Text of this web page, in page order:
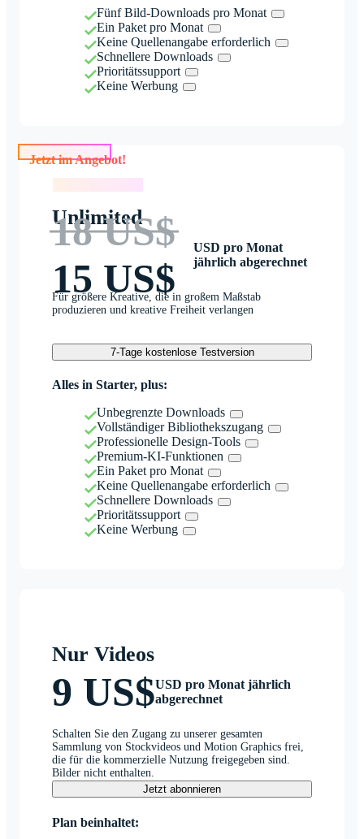
Fünf Bild-Downloads pro Monat
Ein Paket pro Monat
Keine Quellenangabe erforderlich
Schnellere Downloads
Prioritätssupport
Keine Werbung
Jetzt im Angebot!
Unlimited
18 US$
15 US$
USD pro Monat
jährlich abgerechnet
Für größere Kreative, die in großem Maßstab
produzieren und kreative Freiheit verlangen
7-Tage kostenlose Testversion
Alles in Starter, plus:
Unbegrenzte Downloads
Vollständiger Bibliothekszugang
Professionelle Design-Tools
Premium-KI-Funktionen
Ein Paket pro Monat
Keine Quellenangabe erforderlich
Schnellere Downloads
Prioritätssupport
Keine Werbung
Nur Videos
9 US$USD pro Monat jährlich
abgerechnet
Schalten Sie den Zugang zu unserer gesamten
Sammlung von Stockvideos und Motion Graphics frei,
die für die kommerzielle Nutzung freigegeben sind.
Bilder nicht enthalten.
Jetzt abonnieren
Plan beinhaltet: